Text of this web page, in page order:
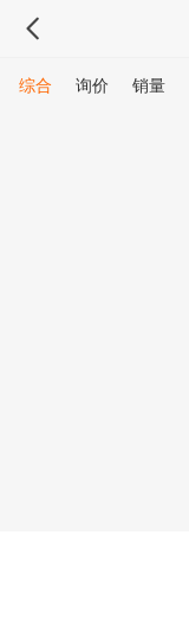
综合 询价 销量